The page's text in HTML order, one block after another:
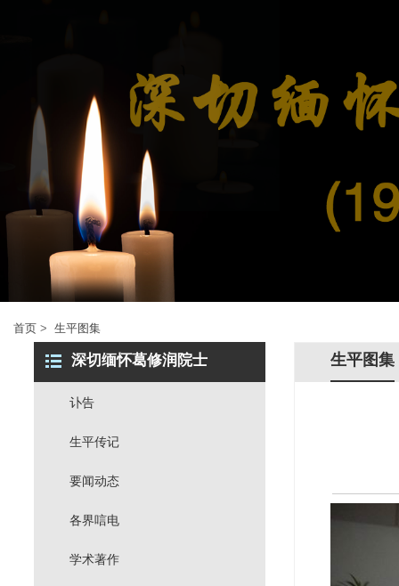
首页 > 生平图集
深切缅怀葛修润院士
讣告
生平传记
要闻动态
各界唁电
学术著作
生平图集